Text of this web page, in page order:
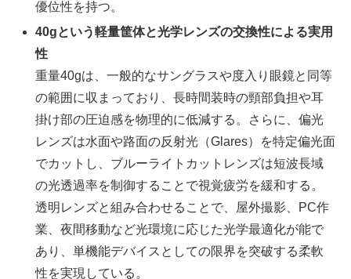
優位性を持つ。
40gという軽量筐体と光学レンズの交換性による実用
性
重量40gは、一般的なサングラスや度入り眼鏡と同等
の範囲に収まっており、長時間装時の頸部負担や耳
掛け部の圧迫感を物理的に低減する。さらに、偏光
レンズは水面や路面の反射光（Glares）を特定偏光面
でカットし、ブルーライトカットレンズは短波長域
の光透過率を制御することで視覚疲労を緩和する。
透明レンズと組み合わせることで、屋外撮影、PC作
業、夜間移動など光環境に応じた光学最適化が能で
あり、単機能デバイスとしての限界を突破する柔軟
性を実現している。